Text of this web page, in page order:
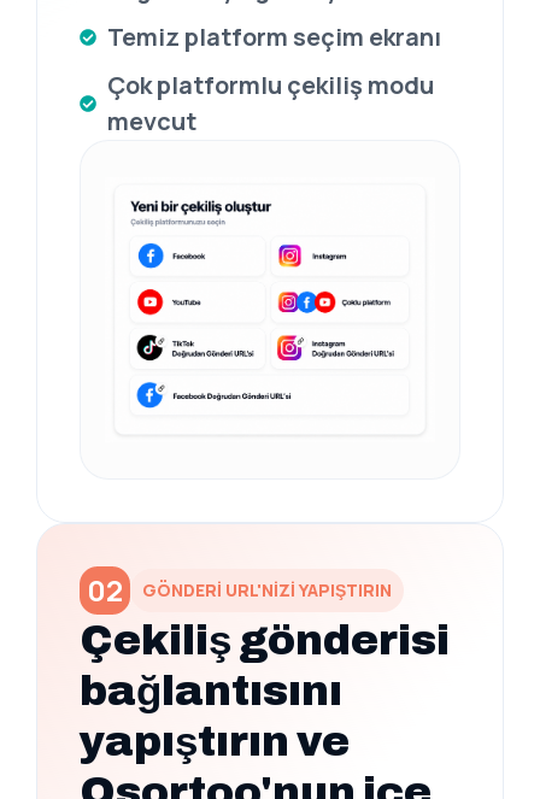
Temiz platform seçim ekranı
Çok platformlu çekiliş modu
mevcut
02 GÖNDERİ URL'NİZİ YAPIŞTIRIN
Çekiliş gönderisi
bağlantısını
yapıştırın ve